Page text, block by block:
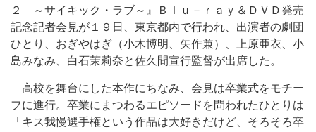
２ ～サイキック・ラブ～』Ｂｌｕ－ｒａｙ＆ＤＶＤ発売
記念記者会見が１９日、東京都内で行われ、出演者の劇団
ひとり、おぎやはぎ（小木博明、矢作兼）、上原亜衣、小
島みなみ、白石茉莉奈と佐久間宣行監督が出席した。
高校を舞台にした本作にちなみ、会見は卒業式をモチー
フに進行。卒業にまつわるエピソードを問われたひとりは
「キス我慢選手権という作品は大好きだけど、そろそろ卒